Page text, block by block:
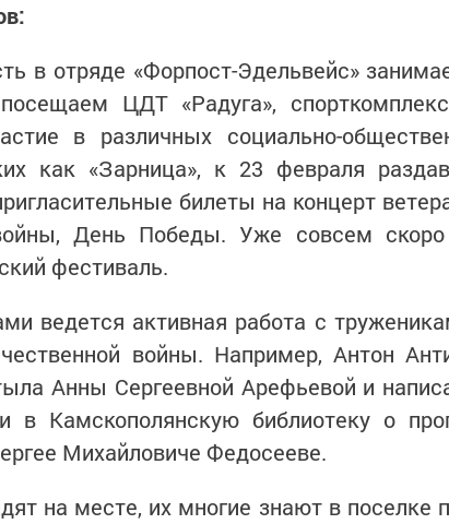
в отряде «Форпост-Эдельвейс»
ЦДТ «Радуга»,
в различных социально-
как «Зарница», к 23 февраля
билеты на концерт
День Победы. Уже совсем
фестиваль.
ведется активная работа с
войны. Например, Антон
Анны Сергеевной Арефьевой и
в Камскополянскую библиотеку о
Михайловиче Федосееве.
на месте, их многие знают в